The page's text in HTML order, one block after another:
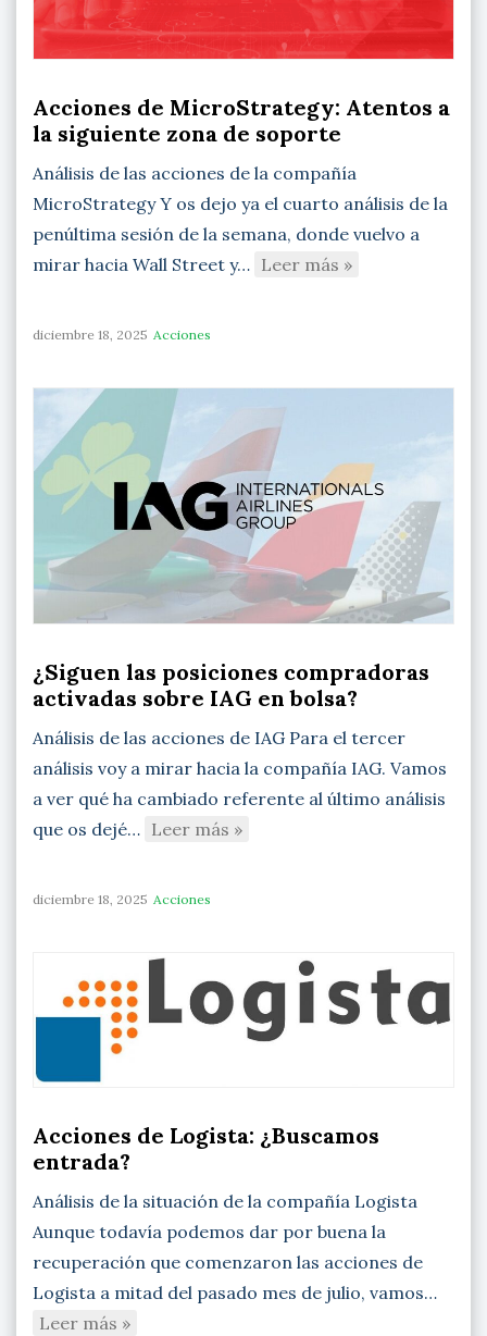
Acciones de MicroStrategy: Atentos a
la siguiente zona de soporte
Análisis de las acciones de la compañía
MicroStrategy Y os dejo ya el cuarto análisis de la
penúltima sesión de la semana, donde vuelvo a
mirar hacia Wall Street y… Leer más »
diciembre 18, 2025 Acciones
¿Siguen las posiciones compradoras
activadas sobre IAG en bolsa?
Análisis de las acciones de IAG Para el tercer
análisis voy a mirar hacia la compañía IAG. Vamos
a ver qué ha cambiado referente al último análisis
que os dejé… Leer más »
diciembre 18, 2025 Acciones
Acciones de Logista: ¿Buscamos
entrada?
Análisis de la situación de la compañía Logista
Aunque todavía podemos dar por buena la
recuperación que comenzaron las acciones de
Logista a mitad del pasado mes de julio, vamos…
Leer más »